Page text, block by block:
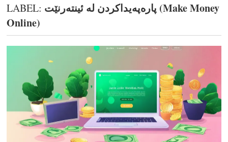
LABEL: پارەپەیداکردن لە ئینتەرنێت (Make Money
Online)